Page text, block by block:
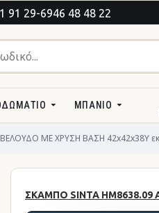
91 29-6946 48 48 22
ΜΠΆΝΙΟ
ΜΕ ΧΡΥΣΗ ΒΑΣΗ 42x42x38Υ
ΣΚΑΜΠΟ SINTA